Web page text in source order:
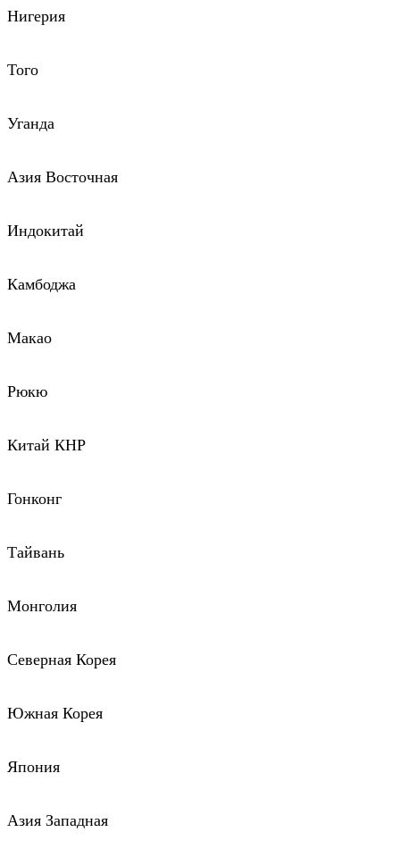
Нигерия
Того
Уганда
Азия Восточная
Индокитай
Камбоджа
Макао
Рюкю
Китай КНР
Гонконг
Тайвань
Монголия
Северная Корея
Южная Корея
Япония
Азия Западная